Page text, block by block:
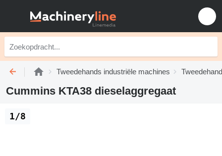
Tweedehands industriële machines
Cummins KTA38 dieselaggregaat
1/8